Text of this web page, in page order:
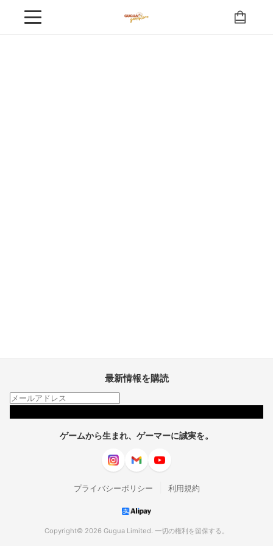
ゲームから生まれ、ゲーマーに誠実を。
プライバシーポリシー 利用規約
Copyright© 2026 Gugua Limited. 一切の権利を留保する。
最新情報を購読